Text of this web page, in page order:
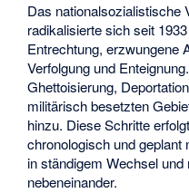
Das nationalsozialistische
radikalisierte sich seit
Entrechtung, erzwungene
Verfolgung und
Ghettoisierung,
militärisch besetzten
hinzu. Diese Schritte
chronologisch und geplant
in ständigem Wechsel
nebeneinander.